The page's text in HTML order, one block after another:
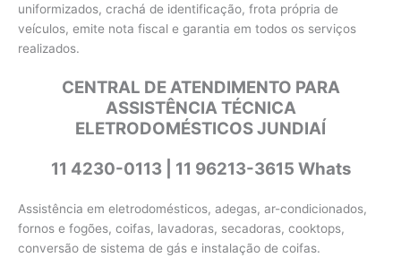
uniformizados, crachá de identificação, frota própria de
veículos, emite nota fiscal e garantia em todos os serviços
realizados.
CENTRAL DE ATENDIMENTO PARA
ASSISTÊNCIA TÉCNICA
ELETRODOMÉSTICOS JUNDIAÍ
11 4230-0113 | 11 96213-3615 Whats
Assistência em eletrodomésticos, adegas, ar-condicionados,
fornos e fogões, coifas, lavadoras, secadoras, cooktops,
conversão de sistema de gás e instalação de coifas.